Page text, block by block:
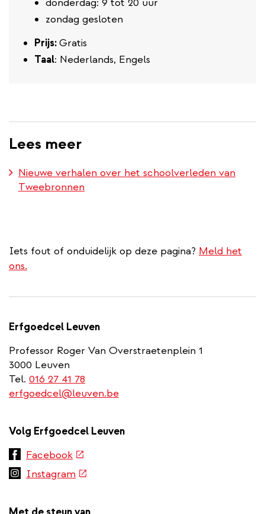
zondag gesloten
Prijs:Gratis
Taal: Nederlands, Engels
Lees meer
Nieuwe verhalen over het schoolverleden van
Tweebronnen
Iets fout of onduidelijk op deze pagina? Meld het
ons.
Erfgoedcel Leuven
Professor Roger Van Overstraetenplein 1
3000 Leuven
Tel. 016 27 41 78
erfgoedcel@leuven.be
Volg Erfgoedcel Leuven
Facebook(externe
link)
Instagram (externe